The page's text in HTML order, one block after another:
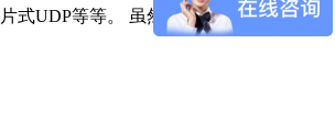
式UDP等等。 虽然SD NAND 和TF卡称